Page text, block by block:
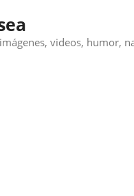
videos, humor,